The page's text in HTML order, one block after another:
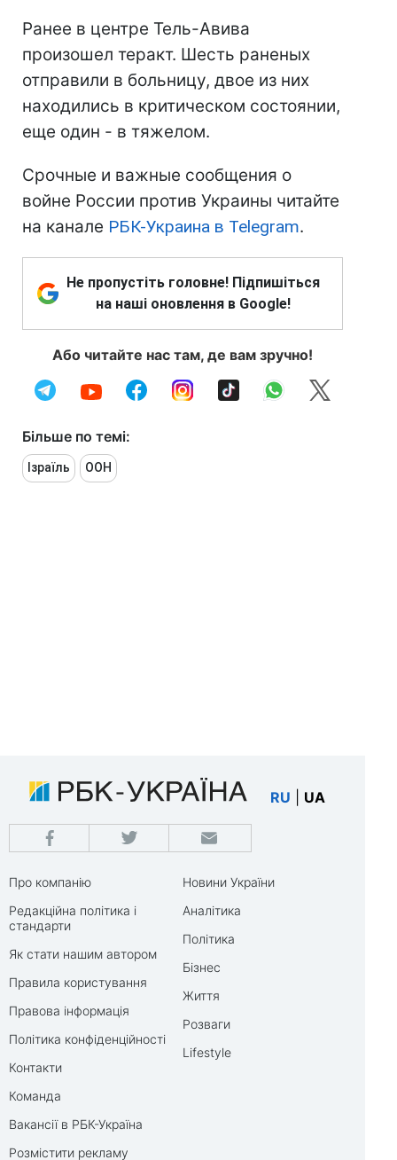
Ранее в центре Тель-Авива
произошел теракт. Шесть раненых
отправили в больницу, двое из них
находились в критическом состоянии,
еще один - в тяжелом.
Срочные и важные сообщения о
войне России против Украины читайте
на канале РБК-Украина в Telegram.
Не пропустіть головне! Підпишіться
на наші оновлення в Google!
Або читайте нас там, де вам зручно!
Більше по темі:
Ізраїль ООН
RU UA
Про компанію
Редакційна політика і
стандарти
Як стати нашим автором
Правила користування
Правова інформація
Політика конфіденційності
Контакти
Команда
Вакансії в РБК-Україна
Розмістити рекламу
Новини України
Аналітика
Політика
Бізнес
Життя
Розваги
Lifestyle